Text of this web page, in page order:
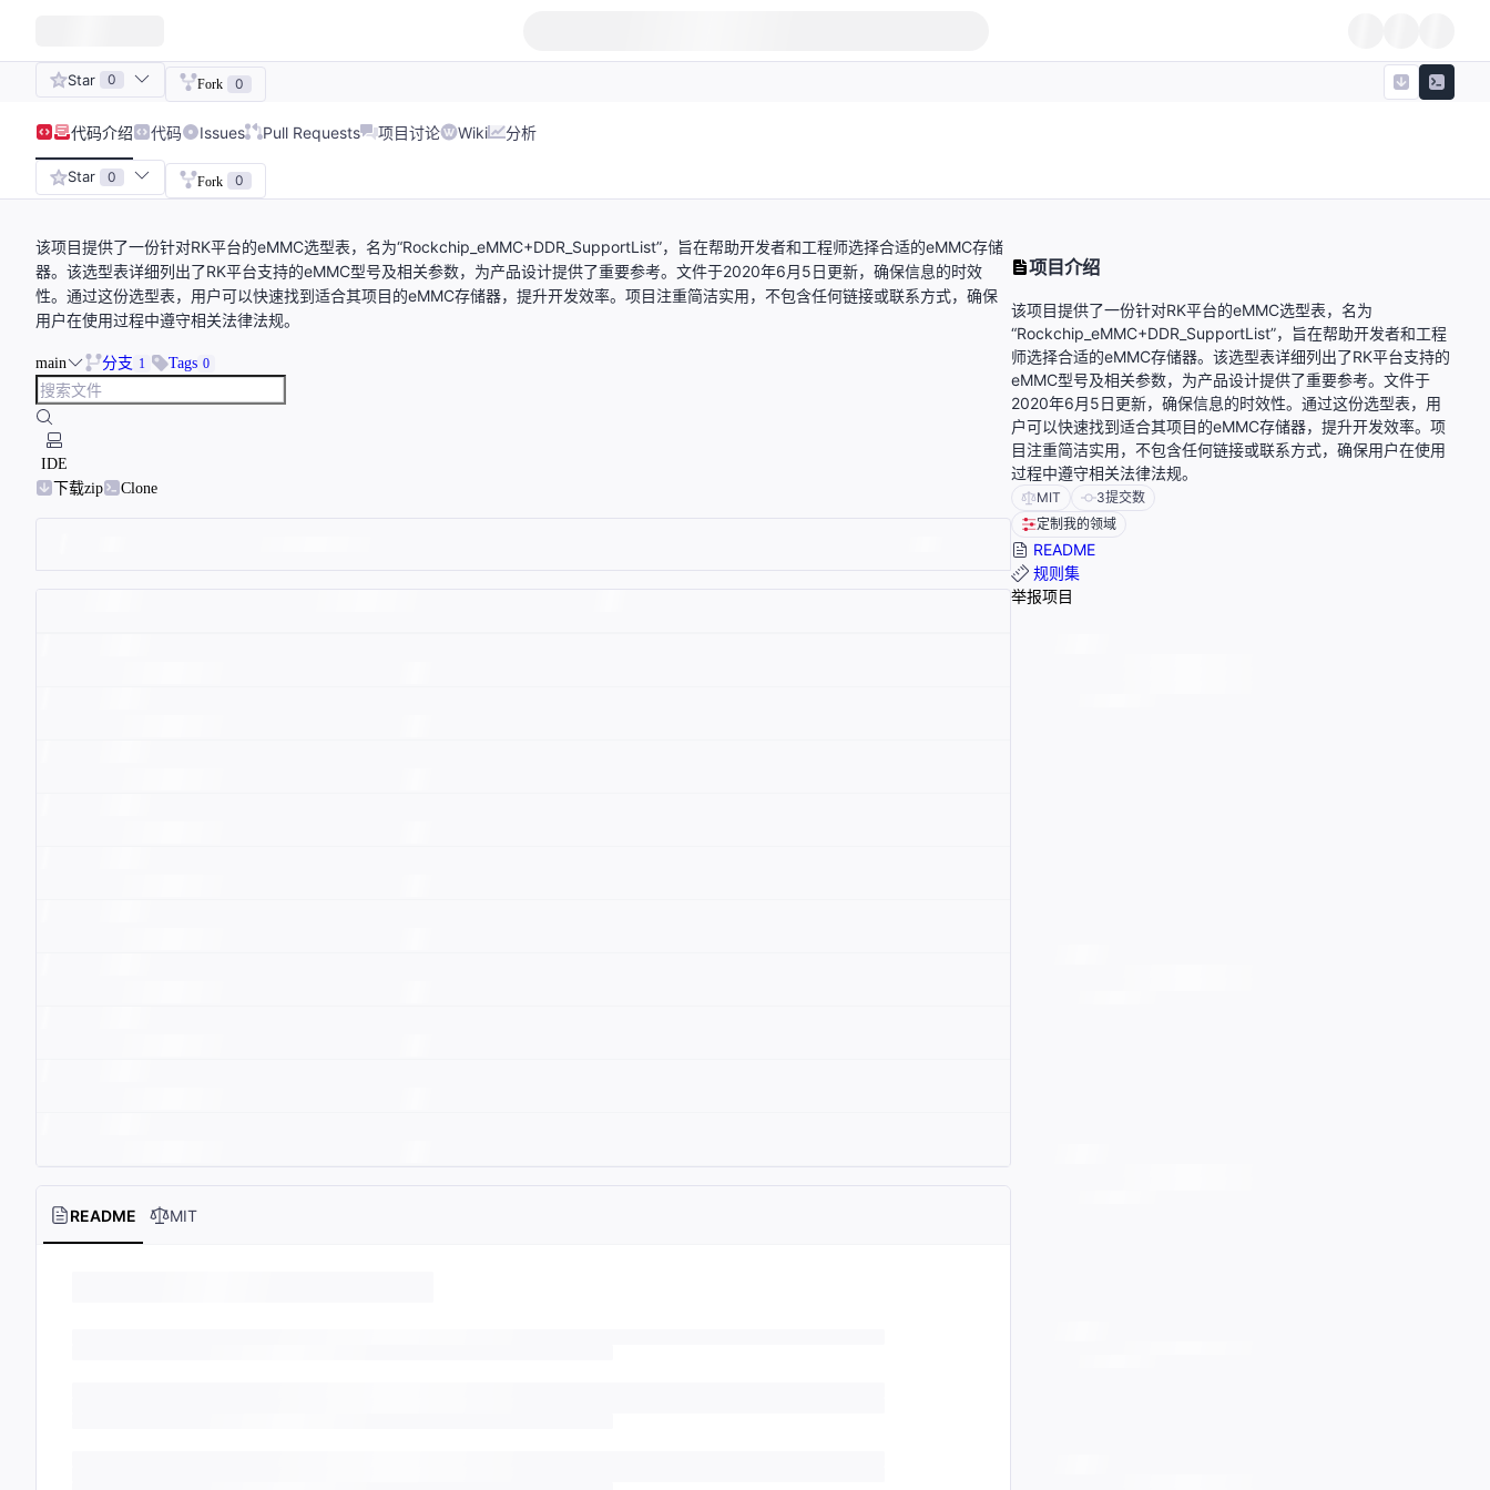
Star 0 Fork 0
代码介绍 代码 Issues Pull Requests 项目讨论 Wiki 分析
Star 0 Fork 0
该项目提供了一份针对RK平台的eMMC选型表，名为“Rockchip_eMMC+DDR_SupportList”，旨在帮助开发者和工程师选择合适的eMMC存储
器。该选型表详细列出了RK平台支持的eMMC型号及相关参数，为产品设计提供了重要参考。文件于2020年6月5日更新，确保信息的时效
性。通过这份选型表，用户可以快速找到适合其项目的eMMC存储器，提升开发效率。项目注重简洁实用，不包含任何链接或联系方式，确保
用户在使用过程中遵守相关法律法规。
main 分支 1 Tags 0
IDE
下载zip
Clone
README MIT
项目介绍
该项目提供了一份针对RK平台的eMMC选型表，名为
“Rockchip_eMMC+DDR_SupportList”，旨在帮助开发者和工程
师选择合适的eMMC存储器。该选型表详细列出了RK平台支持的
eMMC型号及相关参数，为产品设计提供了重要参考。文件于
2020年6月5日更新，确保信息的时效性。通过这份选型表，用
户可以快速找到适合其项目的eMMC存储器，提升开发效率。项
目注重简洁实用，不包含任何链接或联系方式，确保用户在使用
过程中遵守相关法律法规。
MIT 3提交数
定制我的领域
README
规则集
举报项目